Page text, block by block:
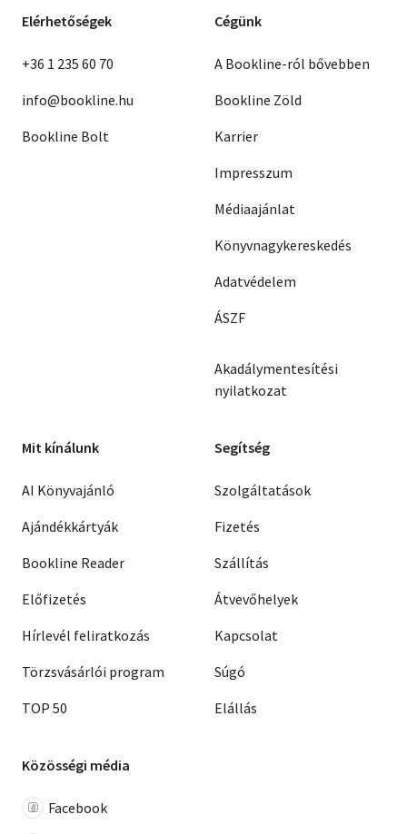
Elérhetőségek
+36 1 235 60 70
info@bookline.hu
Bookline Bolt
Cégünk
A Bookline-ról bővebben
Bookline Zöld
Karrier
Impresszum
Médiaajánlat
Könyvnagykereskedés
Adatvédelem
ÁSZF
Akadálymentesítési
nyilatkozat
Mit kínálunk
AI Könyvajánló
Ajándékkártyák
Bookline Reader
Előfizetés
Hírlevél feliratkozás
Törzsvásárlói program
TOP 50
Segítség
Szolgáltatások
Fizetés
Szállítás
Átvevőhelyek
Kapcsolat
Súgó
Elállás
Közösségi média
Facebook